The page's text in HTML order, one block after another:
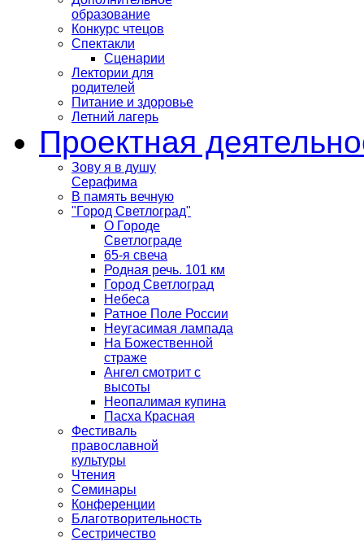
образование
Конкурс чтецов
Спектакли
Сценарии
Лектории для
родителей
Питание и здоровье
Летний лагерь
Проектная
Зову я в душу
Серафима
В память вечную
"Город Светлоград"
О Городе
Светлограде
65-я свеча
Родная речь. 101 км
Город Светлоград
Небеса
Ратное Поле России
Неугасимая лампада
На Божественной
страже
Ангел смотрит с
высоты
Неопалимая купина
Пасха Красная
Фестиваль
православной
культуры
Чтения
Семинары
Конференции
Благотворительность
Сестричество